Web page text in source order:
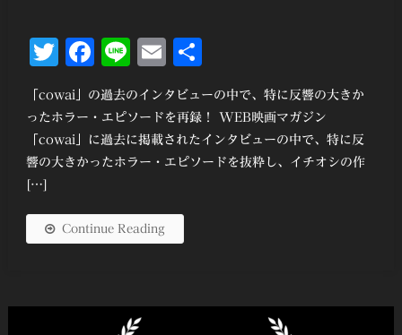
Twitter
Facebook
LineEmail
「cowai」の過去のインタビューの中で、特に反響の大きか
ったホラー・エピソードを再録！ WEB映画マガジン
「cowai」に過去に掲載されたインタビューの中で、特に反
響の大きかったホラー・エピソードを抜粋し、イチオシの作
[…]
Continue Reading